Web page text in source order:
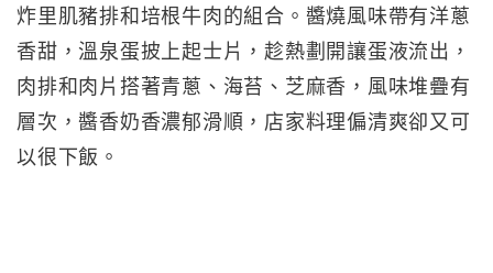
炸里肌豬排和培根牛肉的組合。醬燒風味帶有洋蔥
香甜，溫泉蛋披上起士片，趁熱劃開讓蛋液流出，
肉排和肉片搭著青蔥、海苔、芝麻香，風味堆疊有
層次，醬香奶香濃郁滑順，店家料理偏清爽卻又可
以很下飯。